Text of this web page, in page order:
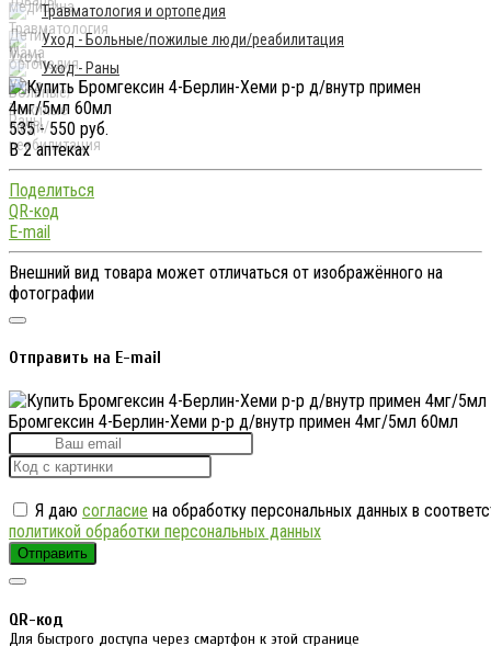
Травматология и ортопедия
Уход - Больные/пожилые люди/реабилитация
Уход - Раны
535 - 550 руб.
В 2 аптеках
Поделиться
QR-код
E-mail
Внешний вид товара может отличаться от изображённого на
фотографии
Отправить на E-mail
Бромгексин 4-Берлин-Хеми р-р д/внутр примен 4мг/5мл 60мл
Я даю согласие на обработку персональных данных в
политикой обработки персональных данных
Отправить
QR-код
Для быстрого доступа через смартфон к этой странице